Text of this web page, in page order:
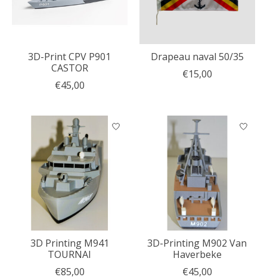
3D-Print CPV P901
CASTOR
€45,00
Drapeau naval 50/35
€15,00
3D Printing M941
TOURNAI
€85,00
3D-Printing M902 Van
Haverbeke
€45,00